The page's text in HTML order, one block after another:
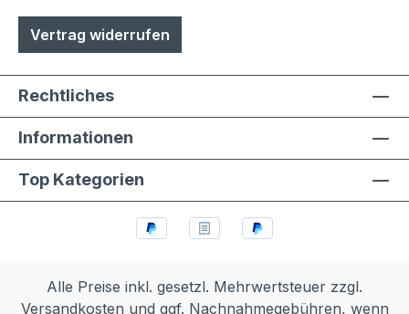
Vertrag widerrufen
Rechtliches
Informationen
Top Kategorien
Alle Preise inkl. gesetzl. Mehrwertsteuer zzgl.
Versandkosten und ggf. Nachnahmegebühren, wenn